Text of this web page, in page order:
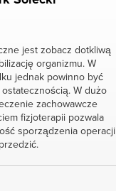
jest zobacz dotkliwą
organizmu. W
jednak powinno być
W dużo
zachowawcze
fizjoterapii pozwala
sporządzenia operacji